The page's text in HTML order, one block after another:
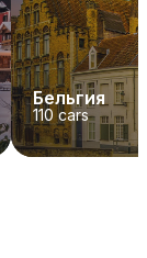
Бельгия
110 cars